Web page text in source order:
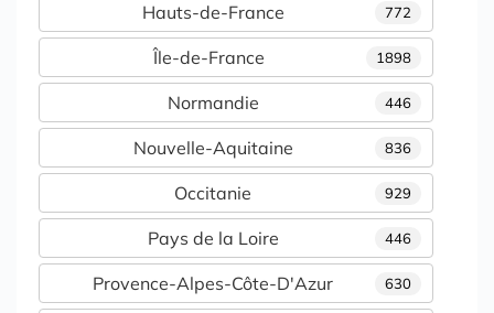
772
Hauts-de-France
1898
Île-de-France
446
Normandie
836
Nouvelle-Aquitaine
929
Occitanie
446
Pays de la Loire
630
Provence-Alpes-Côte-D'Azur